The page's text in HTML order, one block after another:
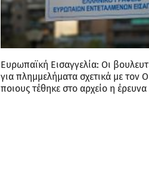
Eυρωπαϊκή Εισαγγελία: Οι
για πλημμελήματα σχετικά με τον
ποιους τέθηκε στο αρχείο η έρευνα